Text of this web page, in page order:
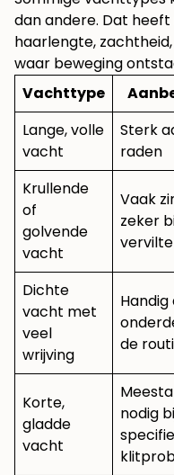
dan andere. Dat
haarlengte,
waar beweging
Vachttype
Lange, volle
vacht
Sterk
raden
Krullende
of
golvende
vacht
Vaak
zeker
Dichte
vacht met
veel
wrijving
Handig
de
Korte,
gladde
vacht
nodig